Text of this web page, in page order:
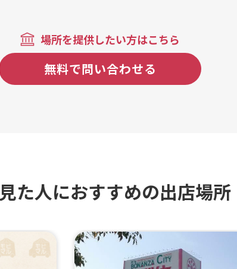
場所を提供したい方はこちら
無料で問い合わせる
た人におすすめの出店場所